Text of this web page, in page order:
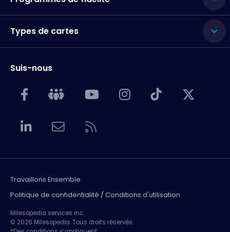
Types de cartes
Suis-nous
Travaillons Ensemble
Politique de confidentialité / Conditions d'utilisation
Milesopedia services inc.
© 2026 Milesopedia. Tous droits réservés.